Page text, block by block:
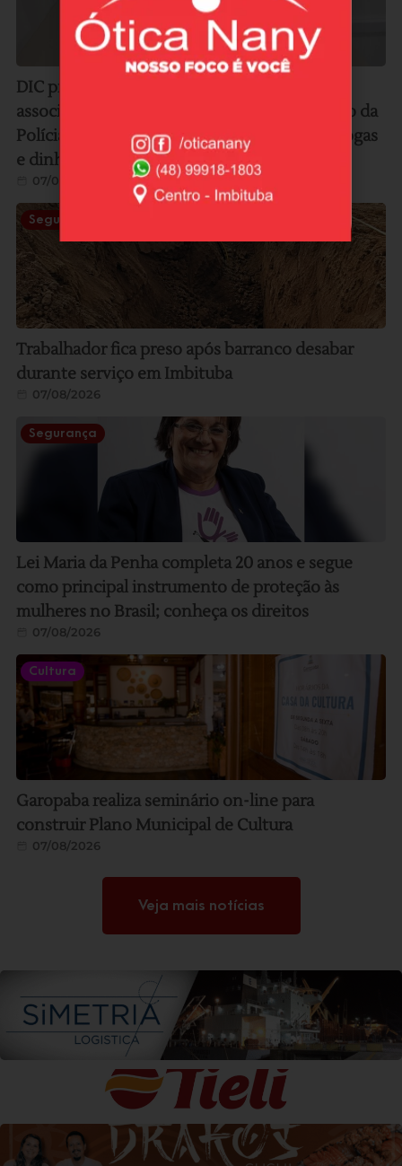
DIC prende duas mulheres por tráfico e
associação para o tráfico; operação teve apoio da
Polícia Militar e resultou na apreensão de drogas
e dinheiro
07/08/2026
Segurança
Trabalhador fica preso após barranco desabar
durante serviço em Imbituba
07/08/2026
Segurança
Lei Maria da Penha completa 20 anos e segue
como principal instrumento de proteção às
mulheres no Brasil; conheça os direitos
07/08/2026
Cultura
Garopaba realiza seminário on-line para
construir Plano Municipal de Cultura
07/08/2026
Veja mais notícias